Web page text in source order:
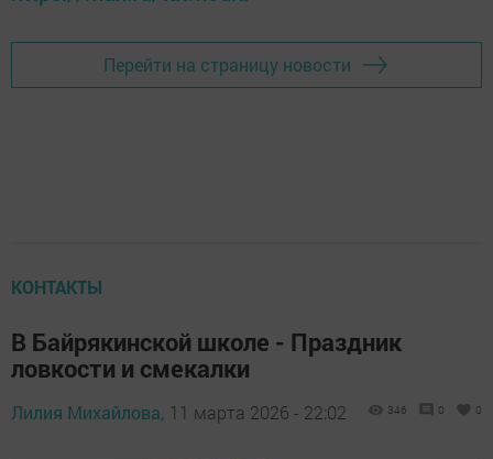
Перейти на страницу новости
КОНТАКТЫ
В Байрякинской школе - Праздник
ловкости и смекалки
Лилия Михайлова, 11 марта 2026 - 22:02 346 0 0